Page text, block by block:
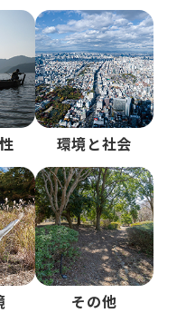
環境と社会
その他